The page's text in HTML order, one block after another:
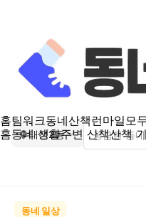
홈팀워크동네산책런마일모
홈동네 생활주변 산책산책
태전2동
동네 일상